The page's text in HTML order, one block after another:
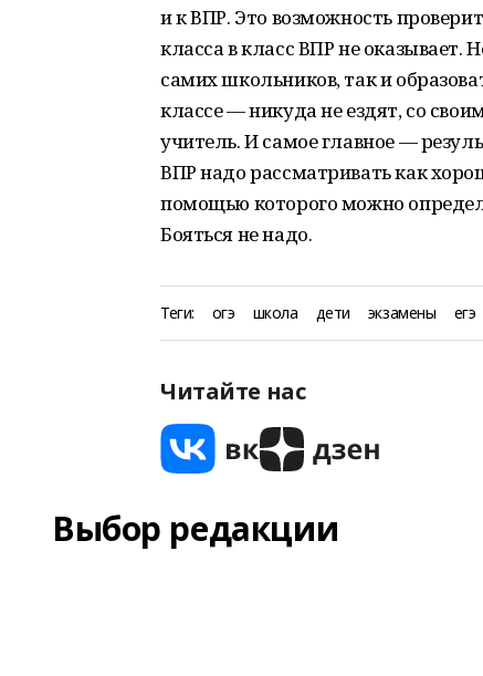
и к ВПР. Это возможность
класса в класс ВПР не оказывает.
самих школьников, так и
классе — никуда не ездят, со
учитель. И самое главное —
ВПР надо рассматривать как
помощью которого можно
Бояться не надо.
Теги: огэ школа дети экзамены егэ
Читайте нас
Выбор редакции